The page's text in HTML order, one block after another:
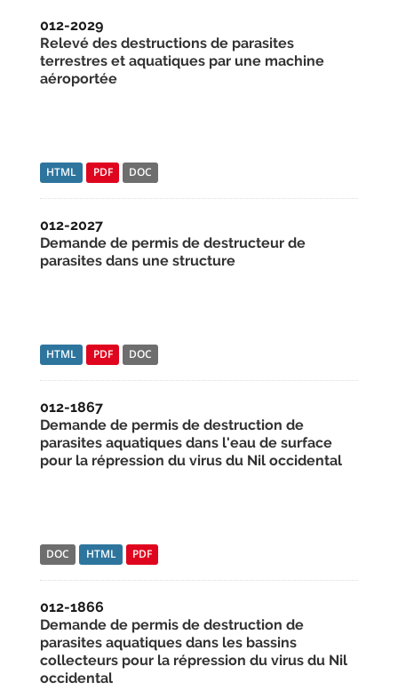
012-2029
Relevé des destructions de parasites
terrestres et aquatiques par une machine
aéroportée
HTML PDF DOC
012-2027
Demande de permis de destructeur de
parasites dans une structure
HTML PDF DOC
012-1867
Demande de permis de destruction de
parasites aquatiques dans l'eau de surface
pour la répression du virus du Nil occidental
DOC HTML PDF
012-1866
Demande de permis de destruction de
parasites aquatiques dans les bassins
collecteurs pour la répression du virus du Nil
occidental